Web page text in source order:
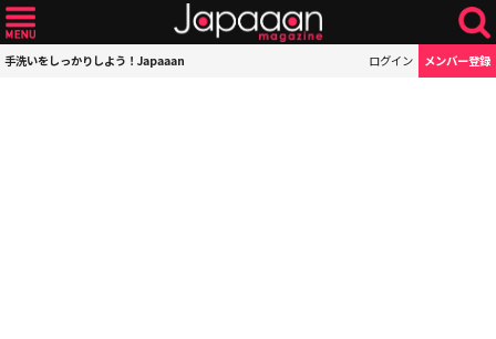
手洗いをしっかりしよう！Japaaan ログイン メンバー登録